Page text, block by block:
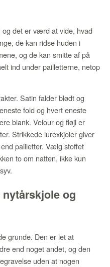
og det er værd at vide, hvad
de kan ridse huden i
og de kan smitte af på
ind under pailletterne, netop
Satin falder blødt og
fold og hvert eneste
blank. Velour og fløjl er
Strikkede lurexkjoler giver
pailletter. Vælg stoffet
to om natten, ikke kun
og
grunde. Den er let at
end noget andet, og den
uden at nogen